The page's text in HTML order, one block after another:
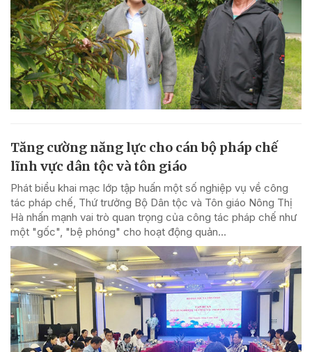
Tăng cường năng lực cho cán bộ pháp chế
lĩnh vực dân tộc và tôn giáo
Phát biểu khai mạc lớp tập huấn một số nghiệp vụ về công
tác pháp chế, Thứ trưởng Bộ Dân tộc và Tôn giáo Nông Thị
Hà nhấn mạnh vai trò quan trọng của công tác pháp chế như
một "gốc", "bệ phóng" cho hoạt động quản...